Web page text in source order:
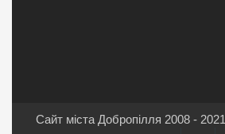
Сайт міста Добропілля 2008 - 2021